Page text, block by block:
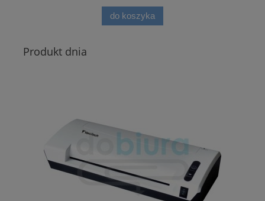
do koszyka
Produkt dnia